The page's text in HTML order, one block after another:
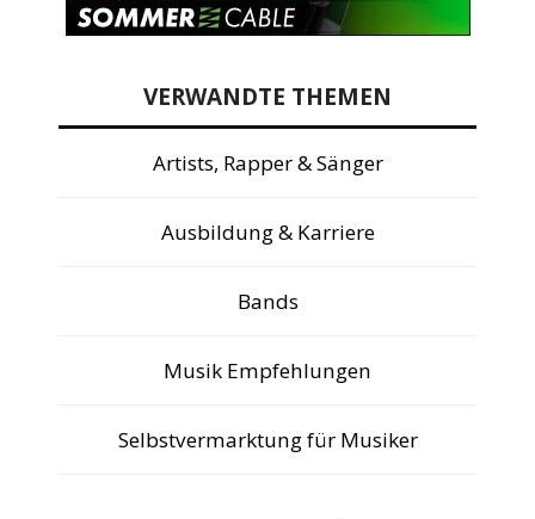
VERWANDTE THEMEN
Artists, Rapper & Sänger
Ausbildung & Karriere
Bands
Musik Empfehlungen
Selbstvermarktung für Musiker